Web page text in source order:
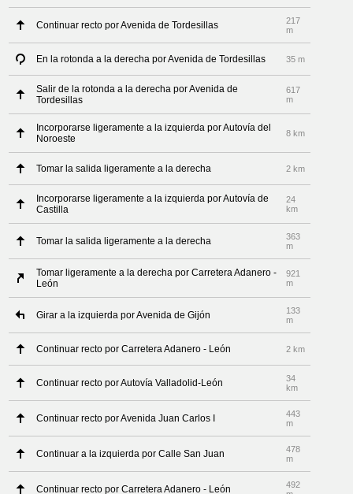
Continuar recto por Avenida de Tordesillas
217
m
En la rotonda a la derecha por Avenida de Tordesillas 35 m
Salir de la rotonda a la derecha por Avenida de
Tordesillas
617
m
Incorporarse ligeramente a la izquierda por Autovía del
Noroeste
8 km
Tomar la salida ligeramente a la derecha 2 km
Incorporarse ligeramente a la izquierda por Autovía de
Castilla
24
km
Tomar la salida ligeramente a la derecha
363
m
Tomar ligeramente a la derecha por Carretera Adanero -
León
921
m
Girar a la izquierda por Avenida de Gijón
133
m
Continuar recto por Carretera Adanero - León 2 km
Continuar recto por Autovía Valladolid-León
34
km
Continuar recto por Avenida Juan Carlos I
443
m
Continuar a la izquierda por Calle San Juan
478
m
Continuar recto por Carretera Adanero - León
492